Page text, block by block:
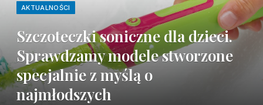
AKTUALNOŚCI
Szczoteczki soniczne dla dzieci.
Sprawdzamy modele stworzone
specjalnie z myślą o
najmłodszych